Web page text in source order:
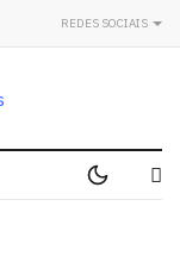
REDES SOCIAIS